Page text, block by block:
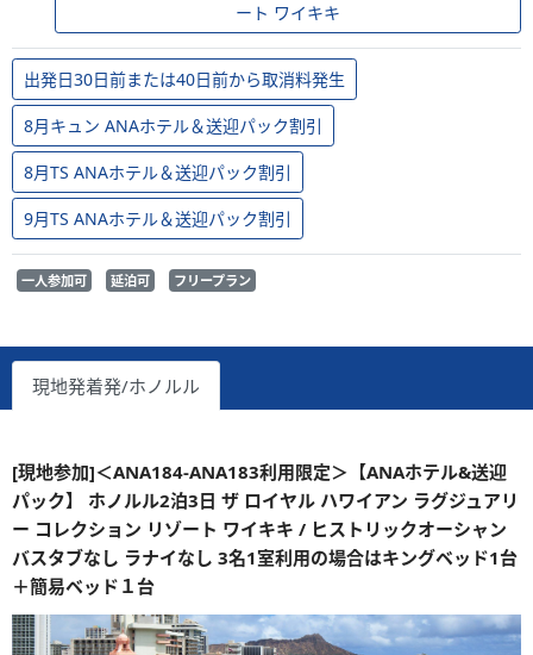
ート ワイキキ
出発日30日前または40日前から取消料発生
8月キュン ANAホテル＆送迎パック割引
8月TS ANAホテル＆送迎パック割引
9月TS ANAホテル＆送迎パック割引
一人参加可 延泊可 フリープラン
現地発着発/ホノルル
[現地参加]＜ANA184-ANA183利用限定＞【ANAホテル&送迎
パック】 ホノルル2泊3日 ザ ロイヤル ハワイアン ラグジュアリ
ー コレクション リゾート ワイキキ / ヒストリックオーシャン
バスタブなし ラナイなし 3名1室利用の場合はキングベッド1台
＋簡易ベッド１台